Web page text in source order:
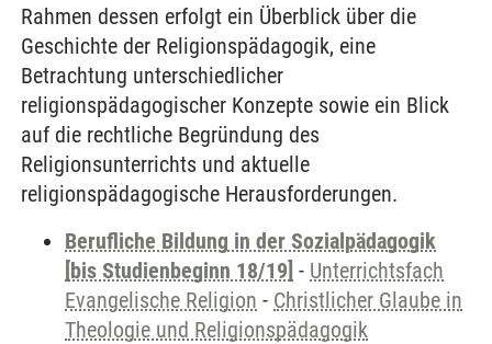
Rahmen dessen erfolgt ein Überblick über die
Geschichte der Religionspädagogik, eine
Betrachtung unterschiedlicher
religionspädagogischer Konzepte sowie ein Blick
auf die rechtliche Begründung des
Religionsunterrichts und aktuelle
religionspädagogische Herausforderungen.
Berufliche Bildung in der Sozialpädagogik
[bis Studienbeginn 18/19] - Unterrichtsfach
Evangelische Religion - Christlicher Glaube in
Theologie und Religionspädagogik